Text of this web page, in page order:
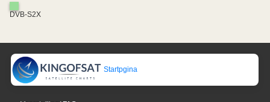
DVB-S2X
Startpgina